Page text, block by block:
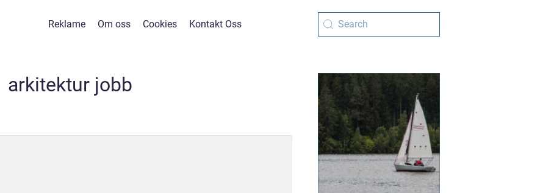
Reklame Om oss Cookies Kontakt Oss
arkitektur jobb